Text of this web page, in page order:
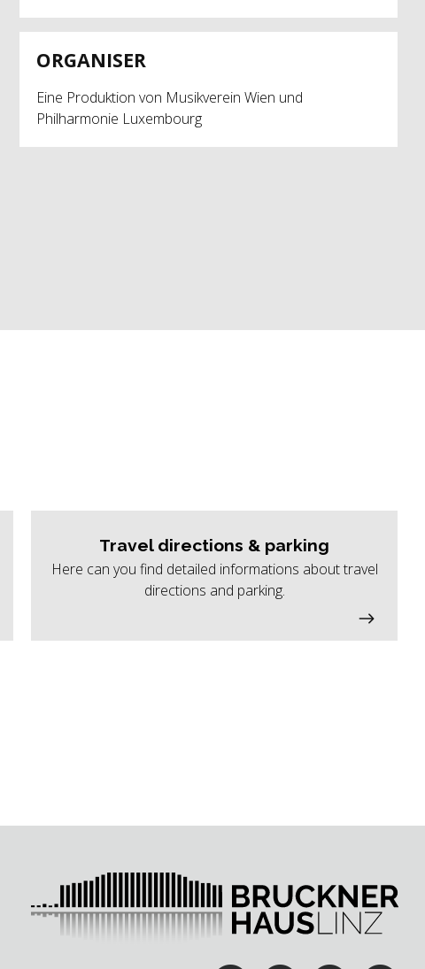
ORGANISER
Eine Produktion von Musikverein Wien und
Philharmonie Luxembourg
Travel directions & parking
Here can you find detailed informations about travel
directions and parking.